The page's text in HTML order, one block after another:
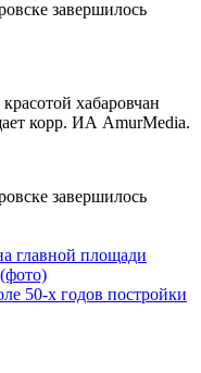
хабаровчан
корр. ИА AmurMedia.
главной площади
50-х годов постройки